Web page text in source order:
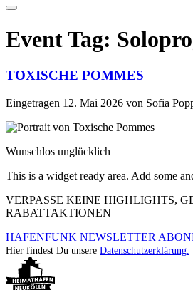
Event Tag:
TOXISCHE POMMES
Eingetragen 12. Mai 2026 von Sofia
Wunschlos unglücklich
This is a widget ready area. Add some
VERPASSE KEINE HIGHLIGHTS,
RABATTAKTIONEN
HAFENFUNK NEWSLETTER
Hier findest Du unsere Datenschutzerklärung.